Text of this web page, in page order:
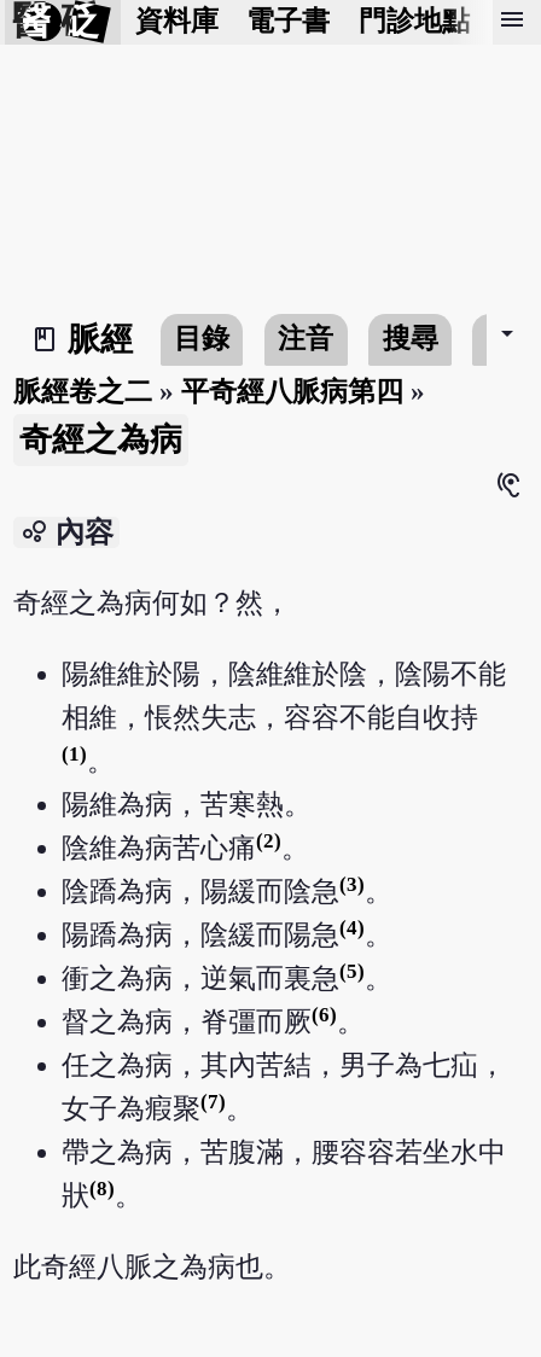
醫 砭 資料庫 電子書 門診地點 預
menu
book_2
脈經 目錄 注音 搜尋 書介
arrow_drop_down
脈經卷之二 »平奇經八脈病第四 »
奇經之為病
hearing
bubble_chart 內容
奇經之為病何如？然，
陽維維於陽，陰維維於陰，陰陽不能
相維，悵然失志，容容不能自收持
(1)。
陽維為病，苦寒熱。
陰維為病苦心痛(2)。
陰蹻為病，陽緩而陰急(3)。
陽蹻為病，陰緩而陽急(4)。
衝之為病，逆氣而裏急(5)。
督之為病，脊彊而厥(6)。
任之為病，其內苦結，男子為七疝，
女子為瘕聚(7)。
帶之為病，苦腹滿，腰容容若坐水中
狀(8)。
此奇經八脈之為病也。